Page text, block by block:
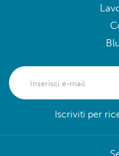
Iscriviti per